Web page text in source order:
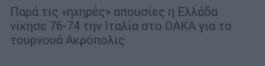
Παρά τις «ηχηρές» απουσίες η Ελλάδα
νίκησε 76-74 την Ιταλία στο ΟΑΚΑ για το
τουρνουά Ακρόπολις